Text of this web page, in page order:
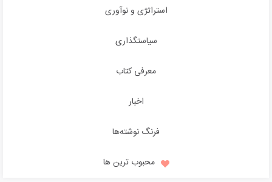
استراتژی و نوآوری
سیاستگذاری
معرفی کتاب
اخبار
فرنگ نوشته‌ها
محبوب ترین ها